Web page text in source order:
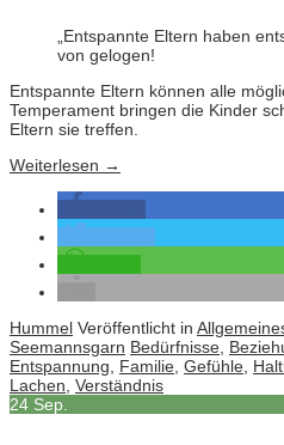
„Entspannte Eltern haben
von gelogen!
Entspannte Eltern können alle
Temperament bringen die Kinder
Eltern sie treffen.
Weiterlesen →
Hummel Veröffentlicht in
Seemannsgarn Bedürfnisse
Entspannung
Familie Gefühle
Lachen Verständnis
24 Sep.